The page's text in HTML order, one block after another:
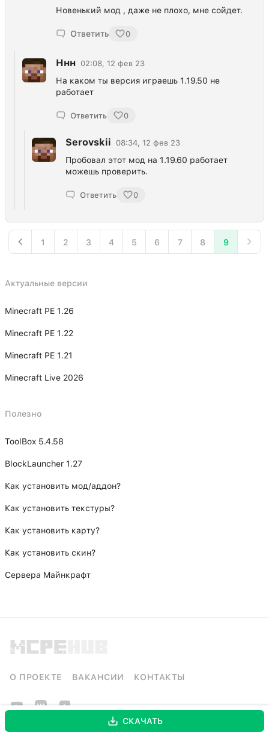
СКАЧАТЬ
Новенький мод , даже не плохо, мне сойдет.
Ответить 0
Ннн 02:08, 12 фев 23
На каком ты версия играешь 1.19.50 не
работает
Ответить 0
Serovskii 08:34, 12 фев 23
Пробовал этот мод на 1.19.60 работает
можешь проверить.
Ответить 0
1 2 3 4 5 6 7 8 9
Актуальные версии
Minecraft PE 1.26
Minecraft PE 1.22
Minecraft PE 1.21
Minecraft Live 2026
Полезно
ToolBox 5.4.58
BlockLauncher 1.27
Как установить мод/аддон?
Как установить текстуры?
Как установить карту?
Как установить скин?
Сервера Майнкрафт
О ПРОЕКТЕ ВАКАНСИИ КОНТАКТЫ